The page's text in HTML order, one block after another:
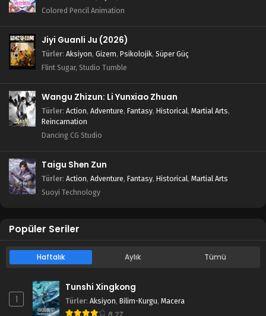
Colored Pencil Animation
Jiyi Guanli Ju (2026)
Türler: Aksiyon, Gizem, Psikolojik, Süper Güç
Flint Sugar, Studio Tumble
Wangu Zhizun: Li Yunxiao Zhuan
Türler: Action, Adventure, Fantasy, Historical, Martial Arts,
Reincarnation
Dancing CG Studio
Taigu Shen Zun
Türler: Action, Adventure, Fantasy, Historical, Martial Arts
Suoyi Technology
Popüler Seriler
Haftalık Aylık Tümü
1
Tunshi Xingkong
Türler: Aksiyon, Bilim-Kurgu, Macera